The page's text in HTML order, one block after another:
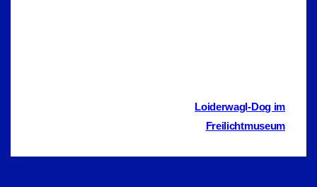
BeitragsnavigationLoiderwagl-Dog im
Freilichtmuseum